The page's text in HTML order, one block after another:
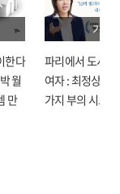
한다
월
만
기술
파리에서 도시락
여자 : 최정상으
가지 부의 시크릿